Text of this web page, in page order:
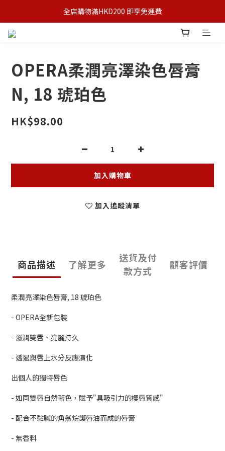
全店購物滿HKD200 即享免運費
OPERA柔潤亮澤染色唇膏
N, 18 琥珀色
HK$98.00
加入購物車
加入追蹤清單
商品描述 了解更多
送貨及付
款方式
顧客評價
柔潤亮澤染色唇膏, 18 琥珀色
- OPERA全新包裝
- 滋潤雙唇、亮麗持久
- 透過與唇上水分反應演化
出個人的獨特唇色
- 如同雙唇自然著色，賦予"具吸引力的櫻唇質感"
- 配合不黏膩的角鯊烷護唇油而成的唇膏
- 無香料